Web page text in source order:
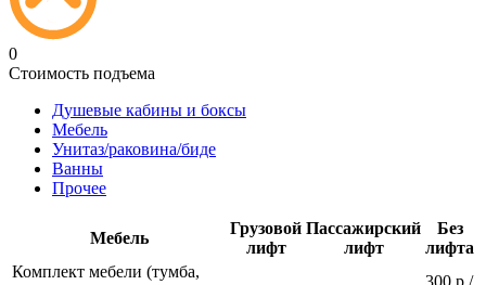
0
Стоимость подъема
Душевые кабины и боксы
Мебель
Унитаз/раковина/биде
Ванны
Прочее
Мебель
Грузовой
лифт
Пассажирский
лифт
Без
лифта
Комплект мебели (тумба,
300 р./